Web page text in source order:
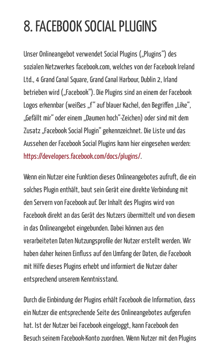
8. FACEBOOK SOCIAL PLUGINS
Unser Onlineangebot verwendet Social Plugins („Plugins“) des
sozialen Netzwerkes facebook.com, welches von der Facebook Ireland
Ltd., 4 Grand Canal Square, Grand Canal Harbour, Dublin 2, Irland
betrieben wird („Facebook“). Die Plugins sind an einem der Facebook
Logos erkennbar (weißes „f“ auf blauer Kachel, den Begriffen „Like“,
„Gefällt mir“ oder einem „Daumen hoch“-Zeichen) oder sind mit dem
Zusatz „Facebook Social Plugin“ gekennzeichnet. Die Liste und das
Aussehen der Facebook Social Plugins kann hier eingesehen werden:
https://developers.facebook.com/docs/plugins/.
Wenn ein Nutzer eine Funktion dieses Onlineangebotes aufruft, die ein
solches Plugin enthält, baut sein Gerät eine direkte Verbindung mit
den Servern von Facebook auf. Der Inhalt des Plugins wird von
Facebook direkt an das Gerät des Nutzers übermittelt und von diesem
in das Onlineangebot eingebunden. Dabei können aus den
verarbeiteten Daten Nutzungsprofile der Nutzer erstellt werden. Wir
haben daher keinen Einfluss auf den Umfang der Daten, die Facebook
mit Hilfe dieses Plugins erhebt und informiert die Nutzer daher
entsprechend unserem Kenntnisstand.
Durch die Einbindung der Plugins erhält Facebook die Information, dass
ein Nutzer die entsprechende Seite des Onlineangebotes aufgerufen
hat. Ist der Nutzer bei Facebook eingeloggt, kann Facebook den
Besuch seinem Facebook-Konto zuordnen. Wenn Nutzer mit den Plugins